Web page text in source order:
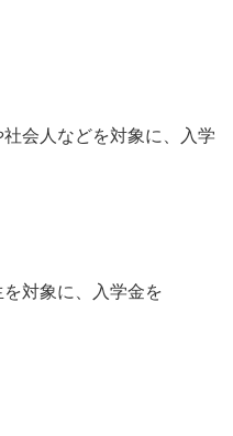
会人などを対象に、入学
対象に、入学金を